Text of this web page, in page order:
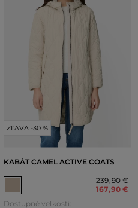
ZĽAVA -30 %
KABÁT CAMEL ACTIVE COATS
239,90 €
167,90 €
Dostupné veľkosti: